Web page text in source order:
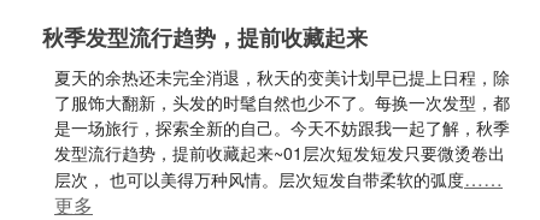
秋季发型流行趋势，提前收藏起来
夏天的余热还未完全消退，秋天的变美计划早已提上日程，除
了服饰大翻新，头发的时髦自然也少不了。每换一次发型，都
是一场旅行，探索全新的自己。今天不妨跟我一起了解，秋季
发型流行趋势，提前收藏起来~01层次短发短发只要微烫卷出
层次， 也可以美得万种风情。层次短发自带柔软的弧度……
更多